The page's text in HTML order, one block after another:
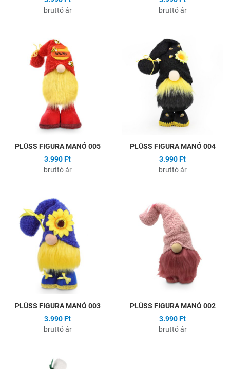
bruttó ár
bruttó ár
Hozzáadás a kívánságlistához
Összehasonlítás
PLÜSS FIGURA MANÓ 005
3.990 Ft
bruttó ár
PLÜSS FIGURA MANÓ 004
3.990 Ft
bruttó ár
Hozzáadás a kívánságlistához
Összehasonlítás
PLÜSS FIGURA MANÓ 003
3.990 Ft
bruttó ár
PLÜSS FIGURA MANÓ 002
3.990 Ft
bruttó ár